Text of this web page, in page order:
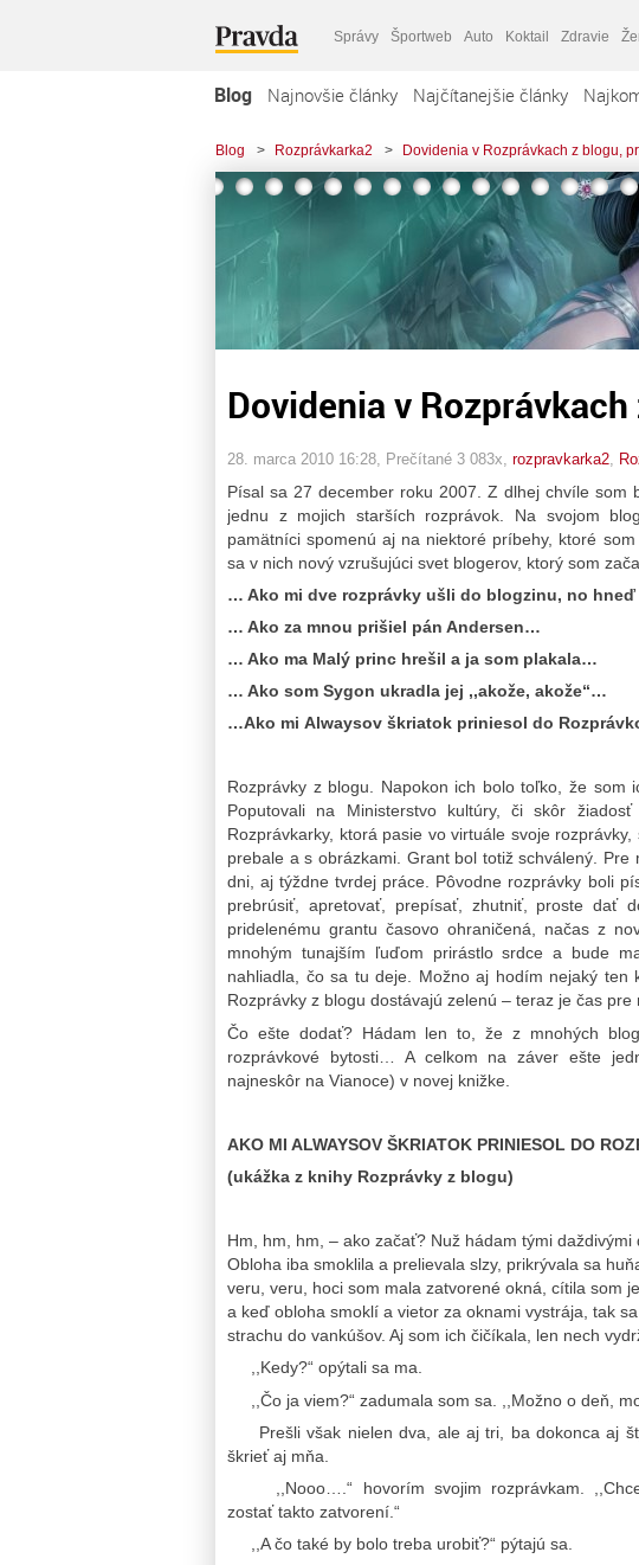
Správy Športweb Auto Koktail Zdravie
Blog Najnovšie články Najčítanejšie články
Blog > Rozprávkarka2 > Dovidenia v Rozprávkach z blogu,
Dovidenia v
28. marca 2010 16:28 , Prečítané 3 083x, rozpravkarka2
Písal sa 27 december roku 2007. Z dlhej chvíle som
jednu z mojich starších rozprávok. Na svojom
pamätníci spomenú aj na niektoré príbehy, ktoré
sa v nich nový vzrušujúci svet blogerov, ktorý som
… Ako mi dve rozprávky ušli do blogzinu, no
… Ako za mnou prišiel pán Andersen…
… Ako ma Malý princ hrešil a ja som plakala…
… Ako som Sygon ukradla jej ,,akože, akože“…
…Ako mi Alwaysov škriatok priniesol do
Rozprávky z blogu. Napokon ich bolo toľko, že som
Poputovali na Ministerstvo kultúry, či skôr
Rozprávkarky, ktorá pasie vo virtuále svoje
prebale a s obrázkami. Grant bol totiž schválený.
dni, aj týždne tvrdej práce. Pôvodne rozprávky boli
prebrúsiť, apretovať, prepísať, zhutniť, proste dať
pridelenému grantu časovo ohraničená, načas z
mnohým tunajším ľuďom prirástlo srdce a bude
nahliadla, čo sa tu deje. Možno aj hodím nejaký
Rozprávky z blogu dostávajú zelenú – teraz je čas pre
Čo ešte dodať? Hádam len to, že z mnohých
rozprávkové bytosti… A celkom na záver ešte
najneskôr na Vianoce) v novej knižke.
AKO MI ALWAYSOV ŠKRIATOK PRINIESOL DO
(ukážka z knihy Rozprávky z blogu)
Hm, hm, hm, – ako začať? Nuž hádam tými
Obloha iba smoklila a prelievala slzy, prikrývala sa
veru, veru, hoci som mala zatvorené okná, cítila som
a keď obloha smoklí a vietor za oknami vystrája, tak
strachu do vankúšov. Aj som ich čičíkala, len nech
,,Kedy?“ opýtali sa ma.
,,Čo ja viem?“ zadumala som sa. ,,Možno o deň,
Prešli však nielen dva, ale aj tri, ba dokonca aj
škrieť aj mňa.
,,Nooo….“ hovorím svojim rozprávkam.
zostať takto zatvorení.“
,,A čo také by bolo treba urobiť?“ pýtajú sa.